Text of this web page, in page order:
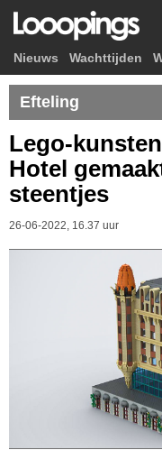
Nieuws Wachttijden
Efteling
Lego-
Hotel
steentjes
26-06-2022, 16.37 uur